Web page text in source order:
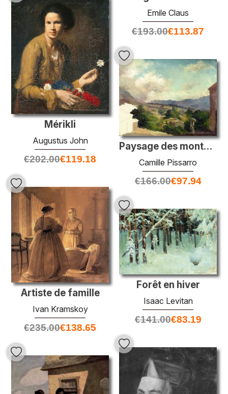
Emile Claus
€193.00€113.87
Mérikli
Augustus John
€202.00€119.18
Paysage des montagnes à Saint Thomas, Antilles (inachevé)
Camille Pissarro
€166.00€97.94
Artiste de famille
Ivan Kramskoy
€235.00€138.65
Forêt en hiver
Isaac Levitan
€141.00€83.19